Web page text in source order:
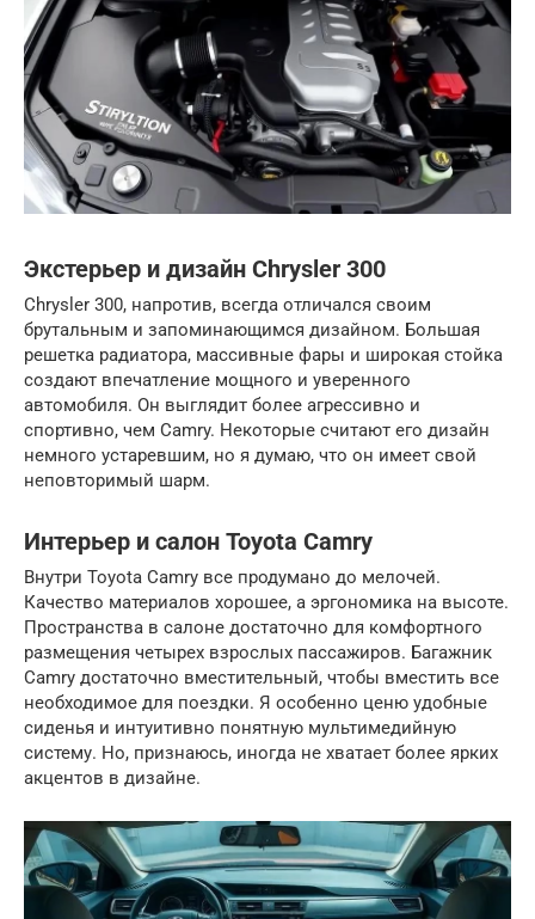
Экстерьер и дизайн Chrysler 300
Chrysler 300, напротив, всегда отличался своим
брутальным и запоминающимся дизайном. Большая
решетка радиатора, массивные фары и широкая стойка
создают впечатление мощного и уверенного
автомобиля. Он выглядит более агрессивно и
спортивно, чем Camry. Некоторые считают его дизайн
немного устаревшим, но я думаю, что он имеет свой
неповторимый шарм.
Интерьер и салон Toyota Camry
Внутри Toyota Camry все продумано до мелочей.
Качество материалов хорошее, а эргономика на высоте.
Пространства в салоне достаточно для комфортного
размещения четырех взрослых пассажиров. Багажник
Camry достаточно вместительный, чтобы вместить все
необходимое для поездки. Я особенно ценю удобные
сиденья и интуитивно понятную мультимедийную
систему. Но, признаюсь, иногда не хватает более ярких
акцентов в дизайне.